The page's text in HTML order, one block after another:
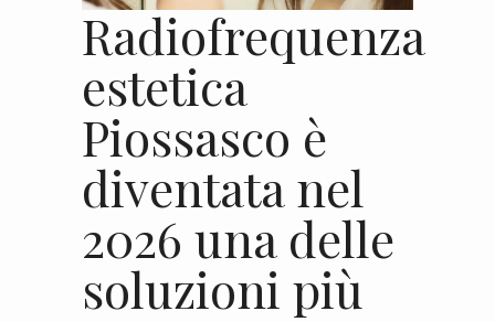
Radiofrequenza
estetica
Piossasco è
diventata nel
2026 una delle
soluzioni più